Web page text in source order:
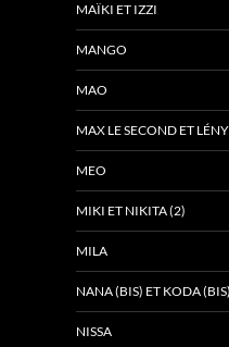
MAÏKI ET IZZI
MANGO
MAO
MAX LE SECOND ET
MEO
MIKI ET NIKITA (2)
MILA
NANA (BIS) ET KODA (BIS)
NISSA